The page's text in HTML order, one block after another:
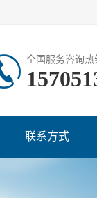
全国服务咨询热
联系方式